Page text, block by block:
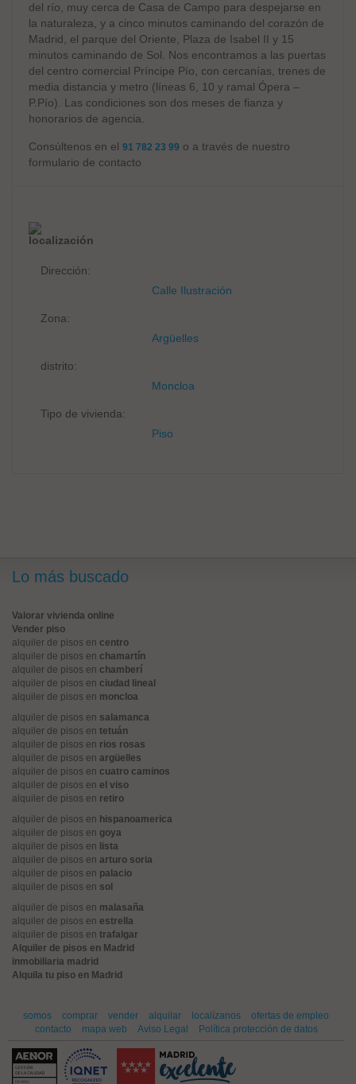
del río, muy cerca de Casa de Campo para despejarse en
la naturaleza, y a cinco minutos caminando del corazón de
Madrid, el parque del Oriente, Plaza de Isabel II y 15
minutos caminando de Sol. Nos encontramos a las puertas
del centro comercial Príncipe Pío, con cercanías, trenes de
media distancia y metro (líneas 6, 10 y ramal Ópera –
P.Pío). Las condiciones son dos meses de fianza y
honorarios de agencia.
Consúltenos en el 91 782 23 99 o a través de nuestro
formulario de contacto
localización
Dirección:
Calle Ilustración
Zona:
Argüelles
distrito:
Moncloa
Tipo de vivienda:
Piso
Lo más buscado
Valorar vivienda online
Vender piso
alquiler de pisos en centro
alquiler de pisos en chamartín
alquiler de pisos en chamberí
alquiler de pisos en ciudad lineal
alquiler de pisos en moncloa
alquiler de pisos en salamanca
alquiler de pisos en tetuán
alquiler de pisos en rios rosas
alquiler de pisos en argüelles
alquiler de pisos en cuatro caminos
alquiler de pisos en el viso
alquiler de pisos en retiro
alquiler de pisos en hispanoamerica
alquiler de pisos en goya
alquiler de pisos en lista
alquiler de pisos en arturo soria
alquiler de pisos en palacio
alquiler de pisos en sol
alquiler de pisos en malasaña
alquiler de pisos en estrella
alquiler de pisos en trafalgar
Alquiler de pisos en Madrid
inmobiliaria madrid
Alquila tu piso en Madrid
somos comprar vender alquilar localízanos
ofertas de empleo
contacto
mapa web Aviso Legal Política protección de datos